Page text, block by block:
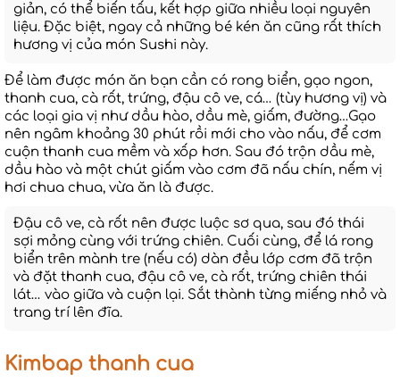
giản, có thể biến tấu, kết hợp giữa nhiều loại nguyên
liệu. Đặc biệt, ngay cả những bé kén ăn cũng rất thích
hương vị của món Sushi này.
Để làm được món ăn bạn cần có rong biển, gạo ngon,
thanh cua, cà rốt, trứng, đậu cô ve, cá… (tùy hương vị) và
các loại gia vị như dầu hào, dầu mè, giấm, đường…Gạo
nên ngâm khoảng 30 phút rồi mới cho vào nấu, để cơm
cuộn thanh cua mềm và xốp hơn. Sau đó trộn dầu mè,
dầu hào và một chút giấm vào cơm đã nấu chín, nếm vị
hơi chua chua, vừa ăn là được.
Đậu cô ve, cà rốt nên được luộc sơ qua, sau đó thái
sợi mỏng cùng với trứng chiên. Cuối cùng, để lá rong
biển trên mành tre (nếu có) dàn đều lớp cơm đã trộn
và đặt thanh cua, đậu cô ve, cà rốt, trứng chiên thái
lát… vào giữa và cuộn lại. Sắt thành từng miếng nhỏ và
trang trí lên đĩa.
Kimbap thanh cua